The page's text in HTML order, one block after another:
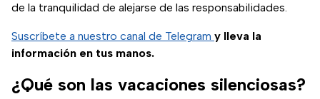
de la tranquilidad de alejarse de las responsabilidades.
Suscríbete a nuestro canal de Telegram y lleva la
información en tus manos.
¿Qué son las vacaciones silenciosas?